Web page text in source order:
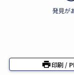
発見が
印刷 /